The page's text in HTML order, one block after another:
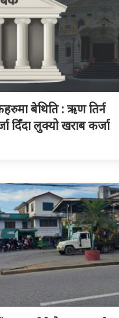
बेथिति : ऋण तिर्न
दिँदा लुक्यो खराब कर्जा